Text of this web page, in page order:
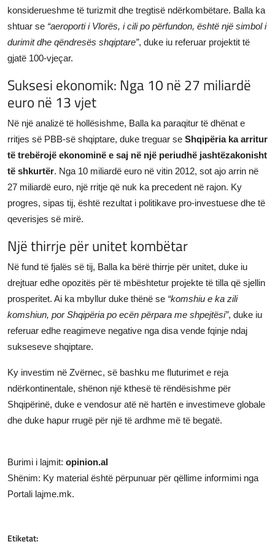
konsiderueshme të turizmit dhe tregtisë ndërkombëtare. Balla ka
shtuar se “aeroporti i Vlorës, i cili po përfundon, është një simbol i
durimit dhe qëndresës shqiptare”, duke iu referuar projektit të
gjatë 100-vjeçar.
Suksesi ekonomik: Nga 10 në 27 miliardë
euro në 13 vjet
Në një analizë të hollësishme, Balla ka paraqitur të dhënat e
rritjes së PBB-së shqiptare, duke treguar se Shqipëria ka arritur
të trebërojë ekonominë e saj në një periudhë jashtëzakonisht
të shkurtër. Nga 10 miliardë euro në vitin 2012, sot ajo arrin në
27 miliardë euro, një rritje që nuk ka precedent në rajon. Ky
progres, sipas tij, është rezultat i politikave pro-investuese dhe të
qeverisjes së mirë.
Një thirrje për unitet kombëtar
Në fund të fjalës së tij, Balla ka bërë thirrje për unitet, duke iu
drejtuar edhe opozitës për të mbështetur projekte të tilla që sjellin
prosperitet. Ai ka mbyllur duke thënë se “komshiu e ka zili
komshiun, por Shqipëria po ecën përpara me shpejtësi”, duke iu
referuar edhe reagimeve negative nga disa vende fqinje ndaj
sukseseve shqiptare.
Ky investim në Zvërnec, së bashku me fluturimet e reja
ndërkontinentale, shënon një kthesë të rëndësishme për
Shqipërinë, duke e vendosur atë në hartën e investimeve globale
dhe duke hapur rrugë për një të ardhme më të begatë.
Burimi i lajmit: opinion.al
Shënim: Ky material është përpunuar për qëllime informimi nga
Portali lajme.mk.
Etiketat: